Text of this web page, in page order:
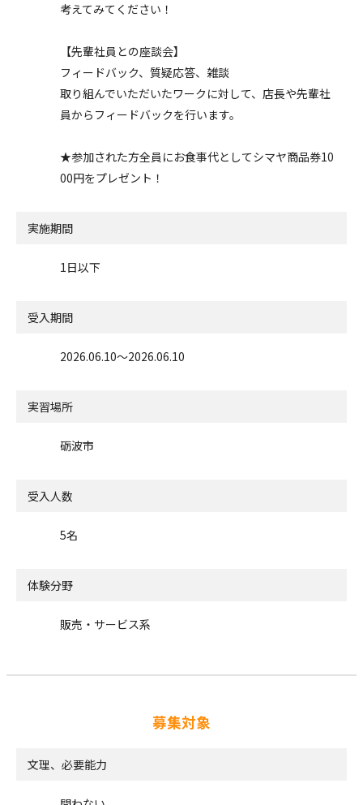
考えてみてください！
【先輩社員との座談会】
フィードバック、質疑応答、雑談
取り組んでいただいたワークに対して、店長や先輩社
員からフィードバックを行います。
★参加された方全員にお食事代としてシマヤ商品券10
00円をプレゼント！
実施期間
1日以下
受入期間
2026.06.10〜2026.06.10
実習場所
砺波市
受入人数
5名
体験分野
販売・サービス系
募集対象
文理、必要能力